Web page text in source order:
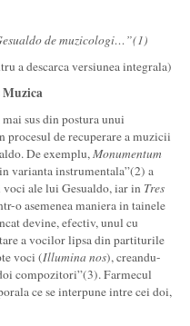
de muzicologi…”(1)
a descarca versiunea integrala)
Muzica
sus din postura unui
de recuperare a muzicii
De exemplu,Monumentum
varianta instrumentala”(2) a
ale lui Gesualdo, iar in Tres
o asemenea maniera in tainele
devine, efectiv, unul cu
a vocilor lipsa din partiturile
voci (Illumina nos), creandu-
compozitori”(3). Farmecul
ce se interpune intre cei doi,